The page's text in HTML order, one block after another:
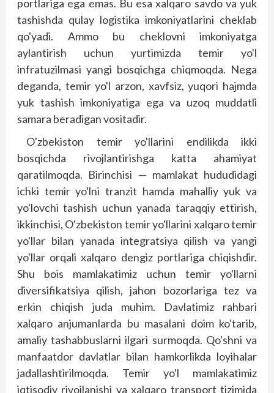
portlariga ega emas. Bu esa xalqaro savdo va yuk
tashishda qulay logistika imkoniyatlarini cheklab
qo'yadi. Ammo bu cheklovni imkoniyatga
aylantirish uchun yurtimizda temir yo'l
infratuzilmasi yangi bosqichga chiqmoqda. Nega
deganda, temir yo'l arzon, xavfsiz, yuqori hajmda
yuk tashish imkoniyatiga ega va uzoq muddatli
samara beradigan vositadir.
O'zbekiston temir yo'llarini endilikda ikki
bosqichda rivojlantirishga katta ahamiyat
qaratilmoqda. Birinchisi — mamlakat hududidagi
ichki temir yo'lni tranzit hamda mahalliy yuk va
yo'lovchi tashish uchun yanada taraqqiy ettirish,
ikkinchisi, O'zbekiston temir yo'llarini xalqaro temir
yo'llar bilan yanada integratsiya qilish va yangi
yo'llar orqali xalqaro dengiz portlariga chiqishdir.
Shu bois mamlakatimiz uchun temir yo'llarni
diversifikatsiya qilish, jahon bozorlariga tez va
erkin chiqish juda muhim. Davlatimiz rahbari
xalqaro anjumanlarda bu masalani doim ko'tarib,
amaliy tashabbuslarni ilgari surmoqda. Qo'shni va
manfaatdor davlatlar bilan hamkorlikda loyihalar
jadallashtirilmoqda. Temir yo'l mamlakatimiz
iqtisodiy rivojlanishi va xalqaro transport tizimida